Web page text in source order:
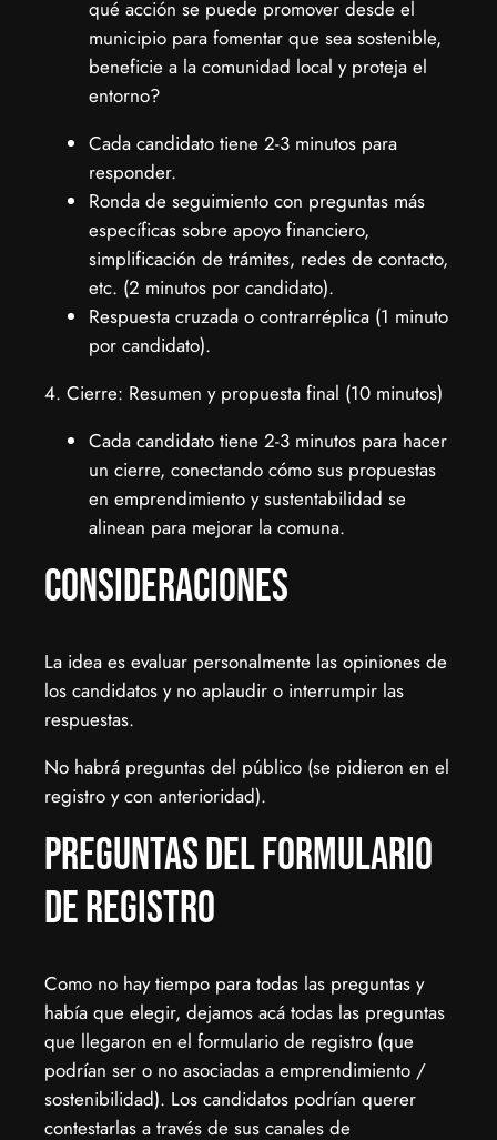
qué acción se puede promover desde el
municipio para fomentar que sea sostenible,
beneficie a la comunidad local y proteja el
entorno?
Cada candidato tiene 2-3 minutos para
responder.
Ronda de seguimiento con preguntas más
específicas sobre apoyo financiero,
simplificación de trámites, redes de contacto,
etc. (2 minutos por candidato).
Respuesta cruzada o contrarréplica (1 minuto
por candidato).
4. Cierre: Resumen y propuesta final (10 minutos)
Cada candidato tiene 2-3 minutos para hacer
un cierre, conectando cómo sus propuestas
en emprendimiento y sustentabilidad se
alinean para mejorar la comuna.
Consideraciones
La idea es evaluar personalmente las opiniones de
los candidatos y no aplaudir o interrumpir las
respuestas.
No habrá preguntas del público (se pidieron en el
registro y con anterioridad).
Preguntas del formulario
de Registro
Como no hay tiempo para todas las preguntas y
había que elegir, dejamos acá todas las preguntas
que llegaron en el formulario de registro (que
podrían ser o no asociadas a emprendimiento /
sostenibilidad). Los candidatos podrían querer
contestarlas a través de sus canales de